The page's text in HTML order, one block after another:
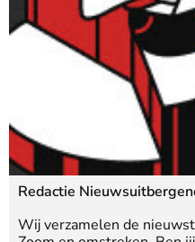
Redactie
Wij verzamelen de